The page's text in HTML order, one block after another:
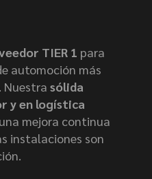
TIER 1 para
automoción más
Nuestra sólida
y en logística
mejora continua
instalaciones son